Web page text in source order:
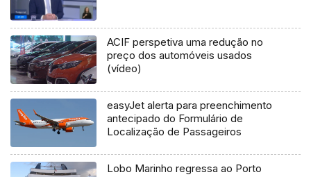
ACIF perspetiva uma redução no
preço dos automóveis usados
(vídeo)
easyJet alerta para preenchimento
antecipado do Formulário de
Localização de Passageiros
Lobo Marinho regressa ao Porto